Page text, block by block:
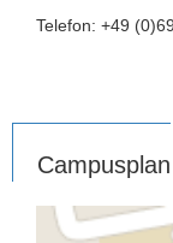
Telefon: +49
Campusplan